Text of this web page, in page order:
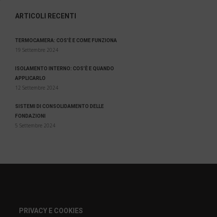
ARTICOLI RECENTI
TERMOCAMERA: COS’È E COME FUNZIONA
19 Settembre 2024
ISOLAMENTO INTERNO: COS’È E QUANDO
APPLICARLO
12 Settembre 2024
SISTEMI DI CONSOLIDAMENTO DELLE
FONDAZIONI
5 Settembre 2024
PRIVACY E COOKIES